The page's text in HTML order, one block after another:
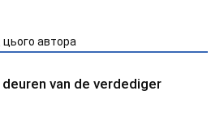
цього автора
deuren van de verdediger